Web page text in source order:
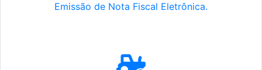
Emissão de Nota Fiscal Eletrônica.